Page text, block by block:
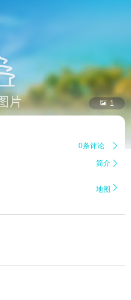
 1
0条评论 
简介 
地图 